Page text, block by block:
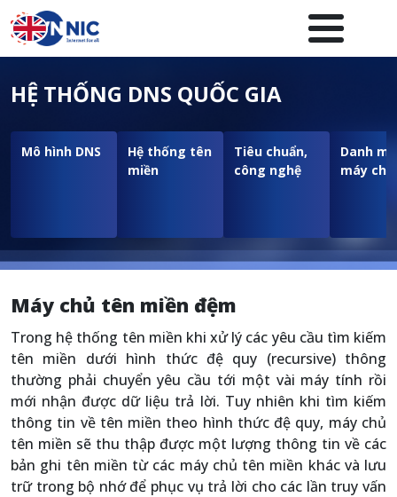
Nhảy đến nội dung
Menuheader của website
HỆ THỐNG DNS QUỐC GIA
Mô hình DNS
Hệ thống tên
miền
Tiêu chuẩn,
công nghệ
Danh
máy chủ
Máy chủ tên miền đệm
Trong hệ thống tên miền khi xử lý các yêu cầu tìm kiếm
tên miền dưới hình thức đệ quy (recursive) thông
thường phải chuyển yêu cầu tới một vài máy tính rồi
mới nhận được dữ liệu trả lời. Tuy nhiên khi tìm kiếm
thông tin về tên miền theo hình thức đệ quy, máy chủ
tên miền sẽ thu thập được một lượng thông tin về các
bản ghi tên miền từ các máy chủ tên miền khác và lưu
trữ trong bộ nhớ để phục vụ trả lời cho các lần truy vấn